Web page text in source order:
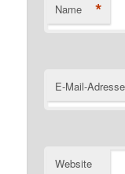
Name *
E-Mail-Adresse
Website